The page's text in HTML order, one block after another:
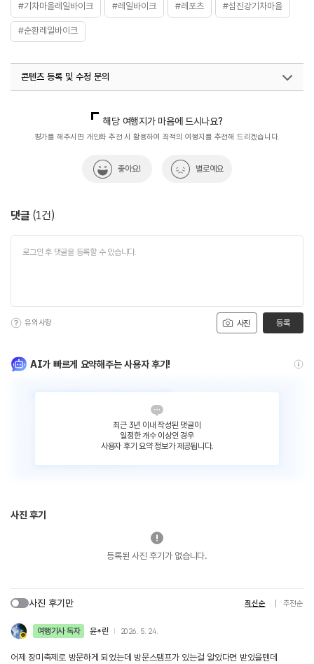
#기차마을레일바이크 #레일바이크 #레포츠 #섬진강기차마을
#순환레일바이크
콘텐츠 등록 및 수정 문의
해당 여행지가 마음에 드시나요?
평가를 해주시면 개인화 추천 시 활용하여 최적의 여행지를 추천해 드리겠습니다.
좋아요! 별로예요
댓글 (1건)
사진
유의사항 등록
AI가 빠르게 요약해주는 사용자 후기!
최근 3년 이내 작성된 댓글이
일정한 개수 이상인 경우
사용자 후기 요약 정보가 제공됩니다.
사진 후기
등록된 사진 후기가 없습니다.
사진 후기만 최신순 추천순
여행기사 독자 윤*린 2026. 5. 24.
어제 장미축제로 방문하게 되었는데 방문스탬프가 있는걸 알았다면 받았을텐데